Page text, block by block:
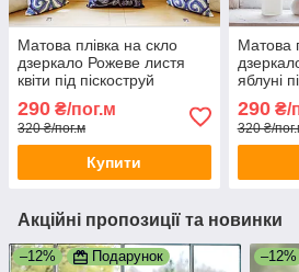
Матова плівка на скло
дзеркало Рожеве листя
квіти під піскоструй
самоклейка 1 пог.м
1000х1000 мм
290 ₴/пог.м
320 ₴/пог.м
Купити
Матова
яблуні
290₴/
320 ₴/
Акційні пропозиції та новинки
–12% Подарунок –12%